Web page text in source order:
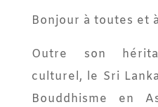
Bonjour à toutes et
Outre son
culturel, le Sri
Bouddhisme en